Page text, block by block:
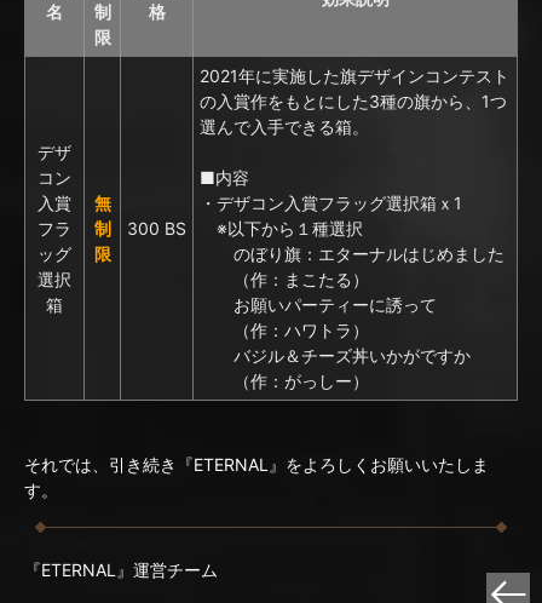
名
制
限
格
デザ
コン
入賞
フラ
ッグ
選択
箱
無
制
限
300 BS
2021年に実施した旗デザインコンテスト
の入賞作をもとにした3種の旗から、1つ
選んで入手できる箱。
■内容
・デザコン入賞フラッグ選択箱ｘ1
※以下から１種選択
のぼり旗：エターナルはじめました
（作：まこたる）
お願いパーティーに誘って
（作：ハワトラ）
バジル＆チーズ丼いかがですか
（作：がっしー）
それでは、引き続き『ETERNAL』をよろしくお願いいたしま
す。
『ETERNAL』運営チーム